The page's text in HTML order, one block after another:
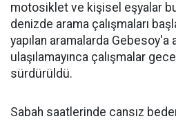
motosiklet ve kişisel eşyalar
denizde arama çalışmaları
yapılan aramalarda Gebesoy'a
ulaşılamayınca çalışmalar
sürdürüldü.
Sabah saatlerinde cansız